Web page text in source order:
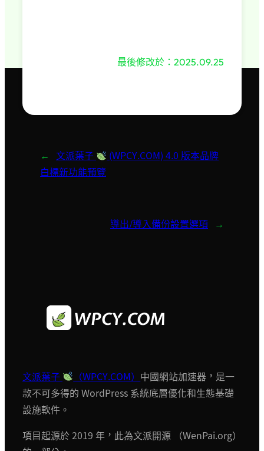
最後修改於： 2025.09.25
← 文派葉子
(WPCY.COM) 4.0 版本品牌
白標新功能預覽
導出/導入備份設置選項 →
文派葉子 （WPCY.COM） 中國網站加速器，是一
款不可多得的 WordPress 系統底層優化和生態基礎
設施軟件。
項目起源於 2019 年，此為文派開源 （WenPai.org）